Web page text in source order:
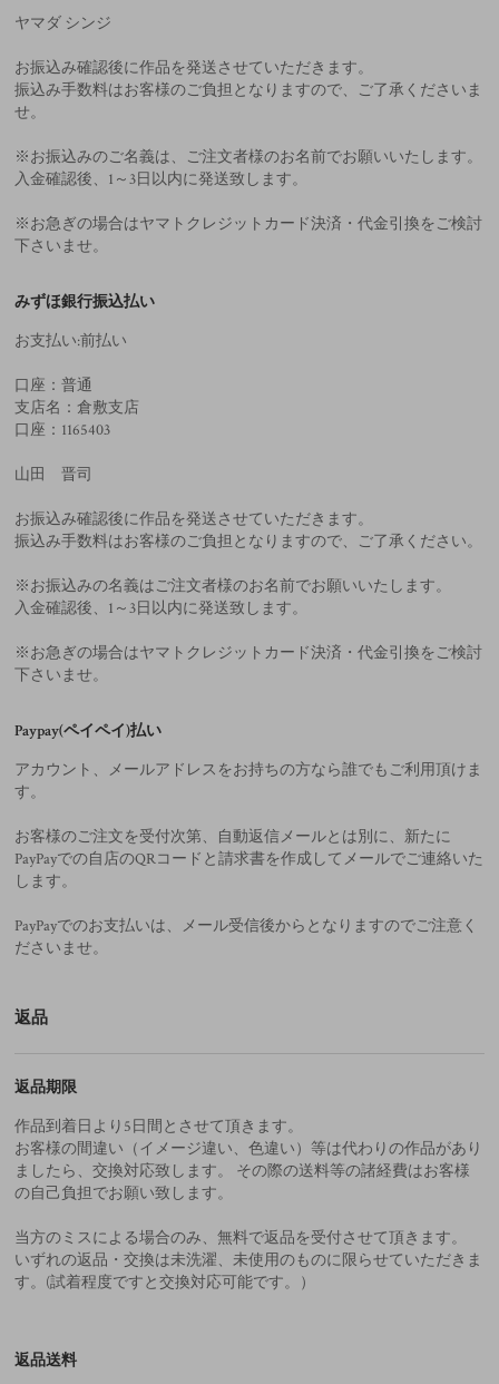
ヤマダ シンジ
お振込み確認後に作品を発送させていただきます。
振込み手数料はお客様のご負担となりますので、ご了承くださいま
せ。
※お振込みのご名義は、ご注文者様のお名前でお願いいたします。
入金確認後、1～3日以内に発送致します。
※お急ぎの場合はヤマトクレジットカード決済・代金引換をご検討
下さいませ。
みずほ銀行振込払い
お支払い:前払い
口座：普通
支店名：倉敷支店
口座：1165403
山田 晋司
お振込み確認後に作品を発送させていただきます。
振込み手数料はお客様のご負担となりますので、ご了承ください。
※お振込みの名義はご注文者様のお名前でお願いいたします。
入金確認後、1～3日以内に発送致します。
※お急ぎの場合はヤマトクレジットカード決済・代金引換をご検討
下さいませ。
Paypay(ペイペイ)払い
アカウント、メールアドレスをお持ちの方なら誰でもご利用頂けま
す。
お客様のご注文を受付次第、自動返信メールとは別に、新たに
PayPayでの自店のQRコードと請求書を作成してメールでご連絡いた
します。
PayPayでのお支払いは、メール受信後からとなりますのでご注意く
ださいませ。
返品
返品期限
作品到着日より5日間とさせて頂きます。
お客様の間違い（イメージ違い、色違い）等は代わりの作品があり
ましたら、交換対応致します。 その際の送料等の諸経費はお客様
の自己負担でお願い致します。
当方のミスによる場合のみ、無料で返品を受付させて頂きます。
いずれの返品・交換は未洗濯、未使用のものに限らせていただきま
す。(試着程度ですと交換対応可能です。）
返品送料